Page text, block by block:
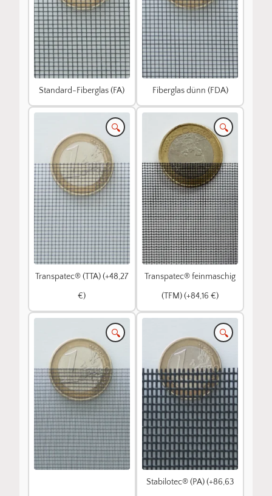
Standard-Fiberglas (FA) Fiberglas dünn (FDA)
🔍
Transpatec® (TTA) (+48,27
€)
🔍
Transpatec® feinmaschig
(TFM) (+84,16 €)
🔍 🔍
Stabilotec® (PA) (+86,63